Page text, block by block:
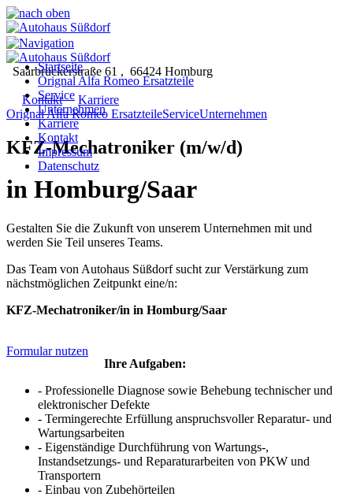
Startseite
Orignal Alfa Romeo Ersatzteile
Service
Unternehmen
Karriere
Kontakt
Impressum
Datenschutz
Saarbrückerstraße 61 , 66424 Homburg
+49 (0) 68 41 / 93 45 60
Kontakt
Karriere
Orignal Alfa Romeo ErsatzteileServiceUnternehmen
KFZ-Mechatroniker (m/w/d)
in Homburg/Saar
Gestalten Sie die Zukunft von unserem Unternehmen mit und
werden Sie Teil unseres Teams.
Das Team von Autohaus Süßdorf sucht zur Verstärkung zum
nächstmöglichen Zeitpunkt eine/n:
KFZ-Mechatroniker/in in Homburg/Saar
Formular nutzen
Ihre Aufgaben:
- Professionelle Diagnose sowie Behebung technischer und
elektronischer Defekte
- Termingerechte Erfüllung anspruchsvoller Reparatur- und
Wartungsarbeiten
- Eigenständige Durchführung von Wartungs-,
Instandsetzungs- und Reparaturarbeiten von PKW und
Transportern
- Einbau von Zubehörteilen